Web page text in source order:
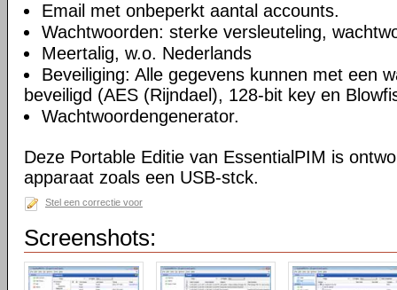
Email met onbeperkt aantal accounts.
Wachtwoorden: sterke versleuteling,
Meertalig, w.o. Nederlands
Beveiliging: Alle gegevens kunnen met een
beveiligd (AES (Rijndael), 128-bit key en
Wachtwoordengenerator.
Deze Portable Editie van EssentialPIM is
apparaat zoals een USB-stck.
Stel een correctie voor
Screenshots: